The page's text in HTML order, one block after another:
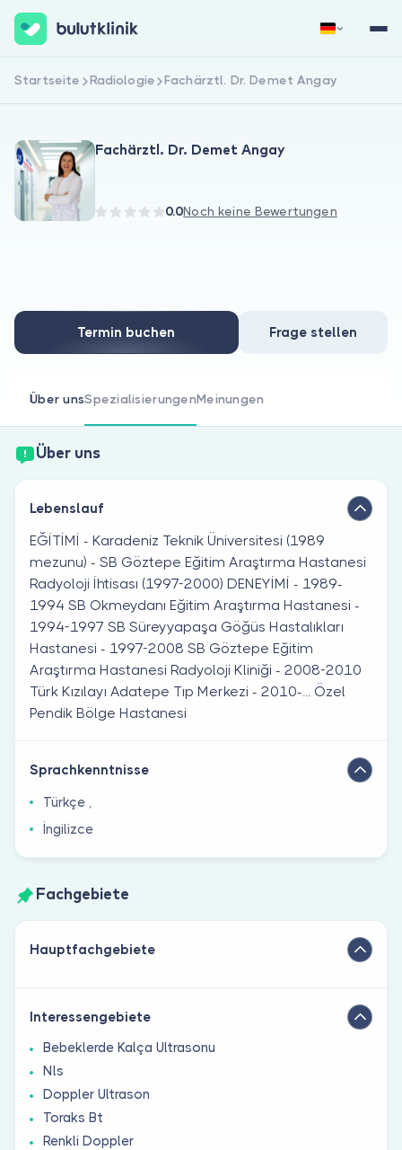
Sind Sie Arzt?
Jetzt registrieren Anmelden
Startseite Radiologie Fachärztl. Dr. Demet Angay
Fachärztl. Dr. Demet Angay
0.0Noch keine Bewertungen
Termin buchen Frage stellen
Über unsSpezialisierungenMeinungen
Über uns
Lebenslauf
EĞİTİMİ - Karadeniz Teknik Üniversitesi (1989
mezunu) - SB Göztepe Eğitim Araştırma Hastanesi
Radyoloji İhtisası (1997-2000) DENEYİMİ - 1989-
1994 SB Okmeydanı Eğitim Araştırma Hastanesi -
1994-1997 SB Süreyyapaşa Göğüs Hastalıkları
Hastanesi - 1997-2008 SB Göztepe Eğitim
Araştırma Hastanesi Radyoloji Kliniği - 2008-2010
Türk Kızılayı Adatepe Tıp Merkezi - 2010-... Özel
Pendik Bölge Hastanesi
Sprachkenntnisse
Türkçe ,
İngilizce
Fachgebiete
Hauptfachgebiete
Interessengebiete
Bebeklerde Kalça Ultrasonu
Nls
Doppler Ultrason
Toraks Bt
Renkli Doppler